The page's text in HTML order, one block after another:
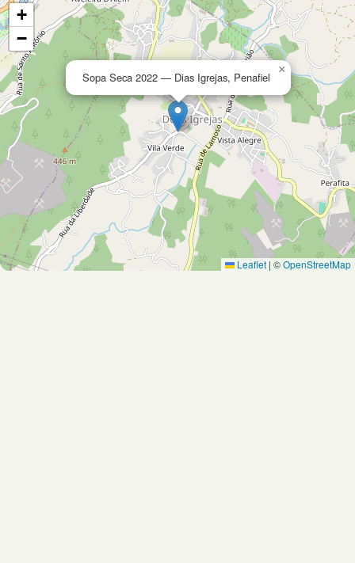
Sopa Seca 2022 — Dias Igrejas, Penafiel
×
+
−
Leaflet | ©OpenStreetMap